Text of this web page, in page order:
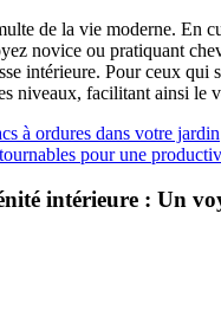
de la vie moderne. En
novice ou pratiquant
intérieure. Pour ceux
niveaux, facilitant ainsi
à ordures dans votre jardin
pour une
intérieure : Un